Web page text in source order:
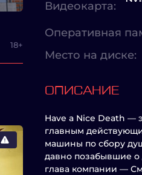
18+
Видеокарта:
Оперативная
Место на диске:
ОПИСАНИЕ
Have a Nice Death —
главным
машины по сбору
давно позабывшие
глава компании —